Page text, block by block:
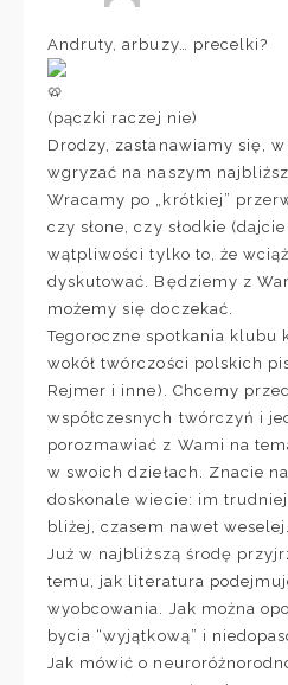
Andruty, arbuzy… precelki?
(pączki raczej nie)
Drodzy, zastanawiamy się,
wgryzać na naszym
Wracamy po „krótkiej”
czy słone, czy słodkie
wątpliwości tylko to, że
dyskutować. Będziemy z
możemy się doczekać.
Tegoroczne spotkania klubu
wokół twórczości polskich
Rejmer i inne). Chcemy
współczesnych twórczyń i
porozmawiać z Wami na
w swoich dziełach. Znacie
doskonale wiecie: im
bliżej, czasem nawet weselej.
Już w najbliższą środę
temu, jak literatura
wyobcowania. Jak można
bycia “wyjątkową” i
Jak mówić o